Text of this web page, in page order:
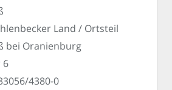
Land / Ortsteil
bei Oranienburg
6
4380-0